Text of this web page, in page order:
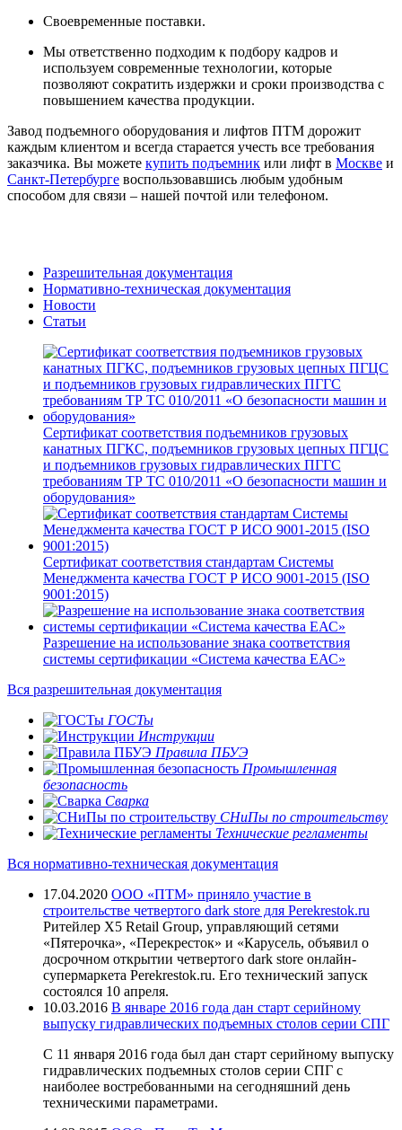
Своевременные поставки.
Мы ответственно подходим к подбору кадров и
используем современные технологии, которые
позволяют сократить издержки и сроки производства с
повышением качества продукции.
Завод подъемного оборудования и лифтов ПТМ дорожит
каждым клиентом и всегда старается учесть все требования
заказчика. Вы можете купить подъемник или лифт в Москве и
Санкт-Петербурге воспользовавшись любым удобным
способом для связи – нашей почтой или телефоном.
Разрешительная документация
Нормативно-техническая документация
Новости
Статьи
Сертификат соответствия подъемников грузовых
канатных ПГКС, подъемников грузовых цепных ПГЦС
и подъемников грузовых гидравлических ПГГС
требованиям ТР ТС 010/2011 «О безопасности машин и
оборудования»
Сертификат соответствия стандартам Системы
Менеджмента качества ГОСТ Р ИСО 9001-2015 (ISO
9001:2015)
Разрешение на использование знака соответствия
системы сертификации «Система качества ЕАС»
Вся разрешительная документация
ГОСТы
Инструкции
Правила ПБУЭ
Промышленная
безопасность
Сварка
СНиПы по строительству
Технические регламенты
Вся нормативно-техническая документация
17.04.2020 ООО «ПТМ» приняло участие в
строительстве четвертого dark store для Perekrestok.ru
Ритейлер X5 Retail Group, управляющий сетями
«Пятерочка», «Перекресток» и «Карусель, объявил о
досрочном открытии четвертого dark store онлайн-
супермаркета Perekrestok.ru. Его технический запуск
состоялся 10 апреля.
10.03.2016 В январе 2016 года дан старт серийному
выпуску гидравлических подъемных столов серии СПГ
С 11 января 2016 года был дан старт серийному выпуску
гидравлических подъемных столов серии СПГ с
наиболее востребованными на сегодняшний день
техническими параметрами.